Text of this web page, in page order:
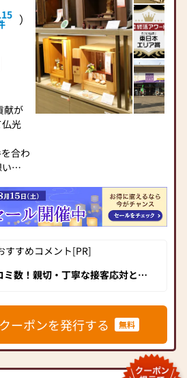
設
引
ん
も多
い
り
し
す。
て
っ
だ
具
より
頂
適
だ
く
お申
は宮
け
全
た
）
献が
光
合わ
が
」
壇店
本
島県
ます。
ア
割、
すすめコメント[PR]
ミ数！親切・丁寧な接客応対と、
気の「ほこだて仏光堂」では、
的な唐木仏壇まで、展示100台以
な小さなお仏壇は種類も豊富！
り扱っており、位牌・仏像・仏
、幅広く取り扱っています。ま
ではなく、お墓や葬儀のご相談を
のすべてをご相談できます。信
80余年の定評ある対応力で、親
かりとサポートしてもらえるの
ーポンを発行する 無料